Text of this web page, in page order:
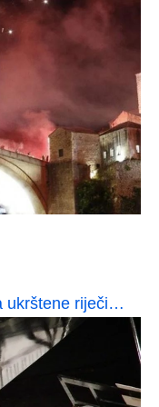
ukrštene riječi…